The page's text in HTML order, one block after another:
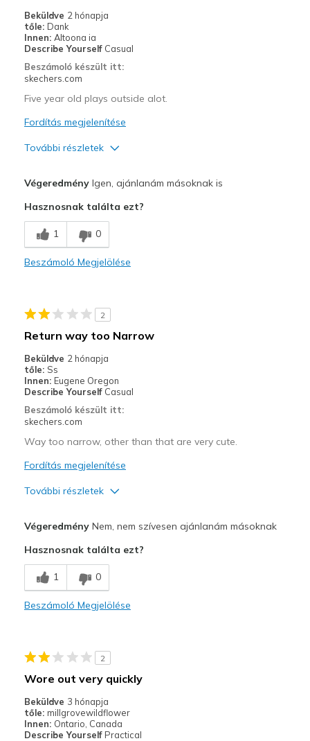
Travel
Width
Feels true to width
Sizing
View On Shoes
Shoes are for Wearing
Beküldve 2 hónapja
tőle: Dank
Innen: Altoona ia
Describe Yourself Casual
Beszámoló készült itt:
skechers.com
Five year old plays outside alot.
Fordítás megjelenítése
További részletek
Comfortable
Durable
Playing outside
Width
Feels true to width
Sizing
Feels true to size
View On Shoes
Shoes are for Wearing
VégeredményIgen, ajánlanám másoknak is
Hasznosnak találta ezt?
1 0
Beszámoló Megjelölése
2
Return way too Narrow
Beküldve 2 hónapja
tőle: Ss
Innen: Eugene Oregon
Describe Yourself Casual
Beszámoló készült itt:
skechers.com
Way too narrow, other than that are very cute.
Fordítás megjelenítése
További részletek
Stylish
Width
Sizing
Feels true to size
VégeredményNem, nem szívesen ajánlanám másoknak
Hasznosnak találta ezt?
1 0
Beszámoló Megjelölése
2
Wore out very quickly
Beküldve 3 hónapja
tőle: millgrovewildflower
Innen: Ontario, Canada
Describe Yourself Practical